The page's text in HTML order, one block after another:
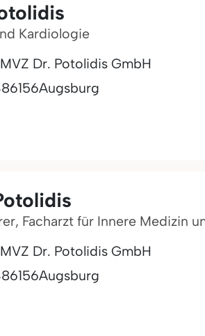
Kardiologie
Dr. Potolidis GmbH
86156Augsburg
Facharzt für Innere Medizin
Dr. Potolidis GmbH
86156Augsburg